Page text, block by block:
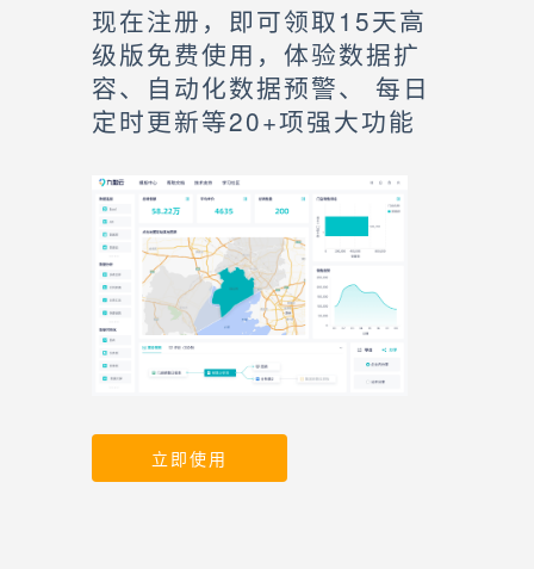
现在注册，即可领取15天高
级版免费使用，体验数据扩
容、自动化数据预警、 每日
定时更新等20+项强大功能
立即使用